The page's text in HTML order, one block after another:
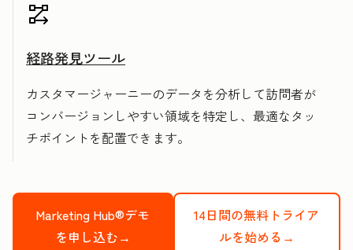
経路発見ツール
カスタマージャーニーのデータを分析して訪問者が
コンバージョンしやすい領域を特定し、最適なタッ
チポイントを配置できます。
Marketing Hub®デモ
を申し込む→
14日間の無料トライア
ルを始める→